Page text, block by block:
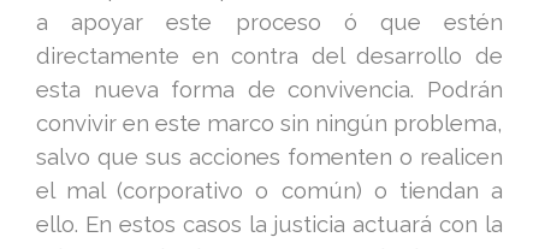
a apoyar este proceso ó que estén
directamente en contra del desarrollo de
esta nueva forma de convivencia. Podrán
convivir en este marco sin ningún problema,
salvo que sus acciones fomenten o realicen
el mal (corporativo o común) o tiendan a
ello. En estos casos la justicia actuará con la